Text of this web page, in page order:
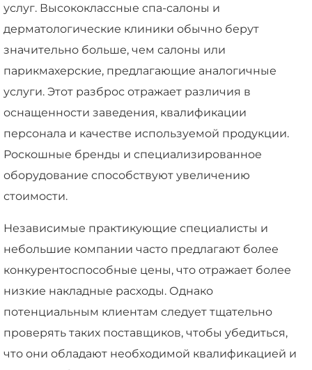
услуг. Высококлассные спа-салоны и
дерматологические клиники обычно берут
значительно больше, чем салоны или
парикмахерские, предлагающие аналогичные
услуги. Этот разброс отражает различия в
оснащенности заведения, квалификации
персонала и качестве используемой продукции.
Роскошные бренды и специализированное
оборудование способствуют увеличению
стоимости.
Независимые практикующие специалисты и
небольшие компании часто предлагают более
конкурентоспособные цены, что отражает более
низкие накладные расходы. Однако
потенциальным клиентам следует тщательно
проверять таких поставщиков, чтобы убедиться,
что они обладают необходимой квалификацией и